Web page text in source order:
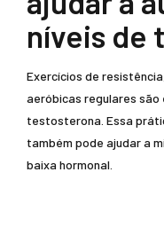
níveis de
Exercícios de
aeróbicas regulares são
testosterona. Essa
também pode ajudar a
baixa hormonal.